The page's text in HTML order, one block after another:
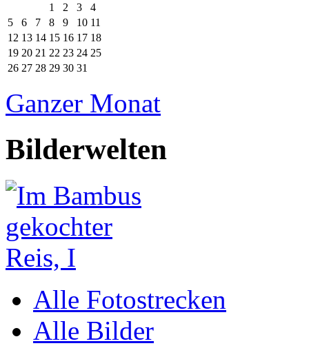
1
2 3
4
5
6 7 8 9 10 11
12 13 14 15 16 17 18
19 20 21 22 23 24 25
26 27 28 29 30 31
Ganzer Monat
Bilderwelten
Alle Fotostrecken
Alle Bilder